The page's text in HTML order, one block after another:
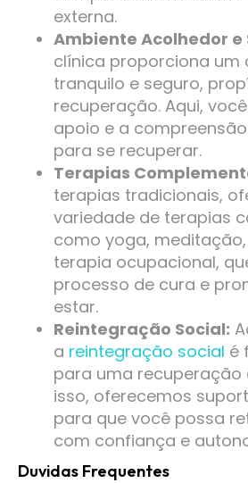
externa.
Ambiente Acolhedor e
clínica proporciona um
tranquilo e seguro,
recuperação. Aqui,
apoio e a
para se recuperar.
Terapias
terapias tradicionais,
variedade de terapias
como yoga,
terapia ocupacional,
processo de cura e
estar.
Reintegração Social:
a reintegração social é
para uma recuperação
isso, oferecemos
para que você possa
com confiança e
Duvidas Frequentes